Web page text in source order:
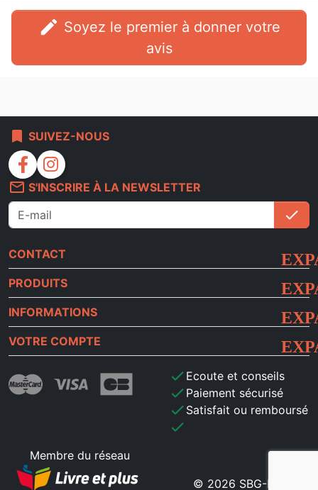
edit
avis
bookmark SUIVEZ-NOUS
facebook
instagram
mail_outline S'INSCRIRE À LA NEWSLETTER
check
CONTACT
PRODUITS
INFORMATIONS
VOTRE COMPTE
check Ecoute et conseils
check Paiement sécurisé
check Satisfait ou remboursé
check
Membre du réseau
© 2026 SBG-MB